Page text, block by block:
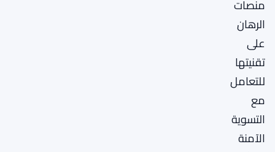
منصات
الرهان
على
تقنيتها
للتعامل
مع
التسوية
الآمنة